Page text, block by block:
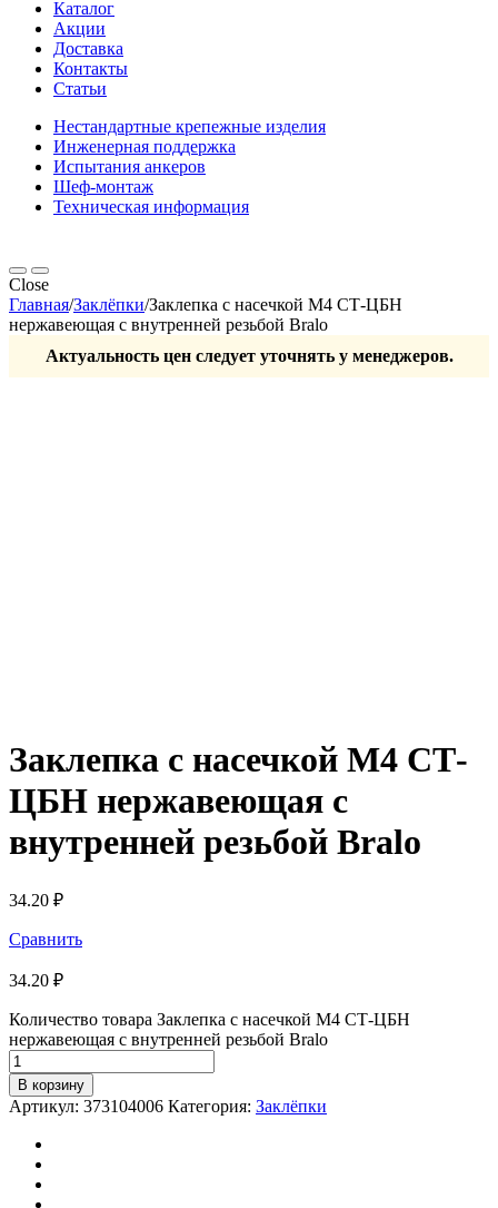
Каталог
Акции
Доставка
Контакты
Статьи
Нестандартные крепежные изделия
Инженерная поддержка
Испытания анкеров
Шеф-монтаж
Техническая информация
Close
Главная/Заклёпки/Заклепка с насечкой М4 СТ-ЦБН
нержавеющая с внутренней резьбой Bralo
Актуальность цен следует уточнять у менеджеров.
Заклепка с насечкой М4 СТ-
ЦБН нержавеющая с
внутренней резьбой Bralo
34.20 ₽
Сравнить
34.20 ₽
Количество товара Заклепка с насечкой М4 СТ-ЦБН
нержавеющая с внутренней резьбой Bralo
В корзину
Артикул: 373104006 Категория: Заклёпки